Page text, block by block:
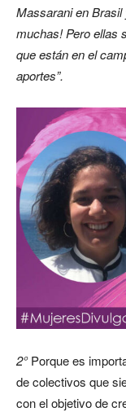
Massarani en Brasil
muchas! Pero ellas
que están en el
aportes”.
2°Porque es
de colectivos que
con el objetivo de